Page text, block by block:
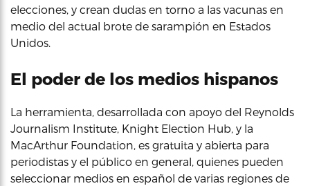
elecciones, y crean dudas en torno a las vacunas en
medio del actual brote de sarampión en Estados
Unidos.
El poder de los medios hispanos
La herramienta, desarrollada con apoyo del Reynolds
Journalism Institute, Knight Election Hub, y la
MacArthur Foundation, es gratuita y abierta para
periodistas y el público en general, quienes pueden
seleccionar medios en español de varias regiones de